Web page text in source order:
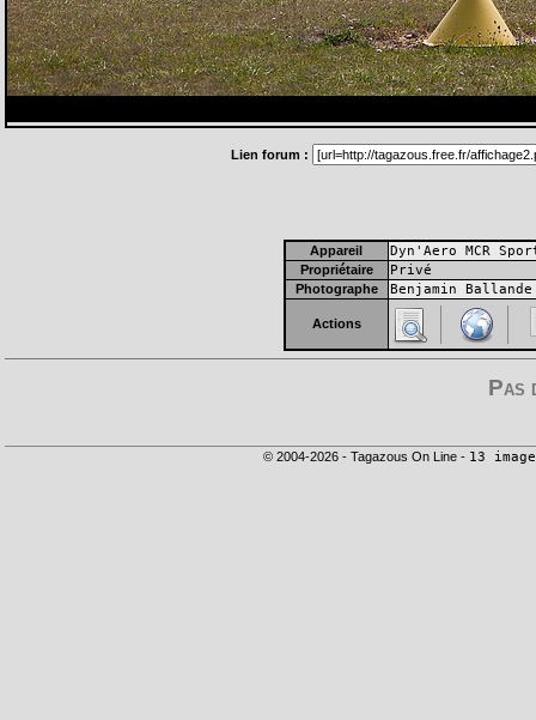
Lien forum :
Appareil Dyn'Aero MCR
Propriétaire Privé
Photographe Benjamin Ballande
Actions
Pas
© 2004-2026 - Tagazous On Line - 13